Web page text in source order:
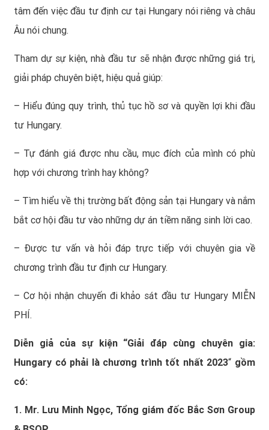
tâm đến việcđầu tư định cư tại Hungary nói riêng và châu
Âu nói chung.
Tham dự sự kiện, nhà đầu tư sẽ nhận được những giá trị,
giải pháp chuyên biệt, hiệu quả giúp:
– Hiểu đúng quy trình, thủ tục hồ sơ và quyền lợi khi đầu
tư Hungary.
– Tự đánh giá được nhu cầu, mục đích của mình có phù
hợp với chương trình hay không?
– Tìm hiểu về thị trường bất động sản tại Hungary và nắm
bắt cơ hội đầu tư vào những dự án tiềm năng sinh lời cao.
– Được tư vấn và hỏi đáp trực tiếp với chuyên gia về
chương trình đầu tư định cư Hungary.
– Cơ hội nhận chuyến đi khảo sát đầu tư Hungary MIỄN
PHÍ.
Diễn giả của sự kiện “Giải đáp cùng chuyên gia:
Hungary có phải là chương trình tốt nhất 2023“ gồm
có:
1. Mr. Lưu Minh Ngọc, Tổng giám đốc Bắc Sơn Group